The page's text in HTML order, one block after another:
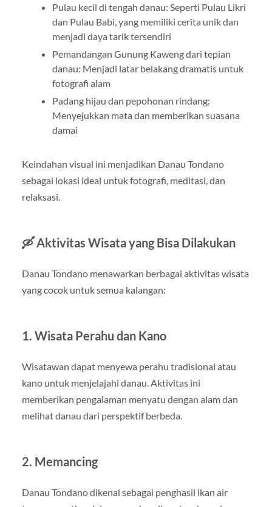
Pulau kecil di tengah danau: Seperti Pulau Likri
dan Pulau Babi, yang memiliki cerita unik dan
menjadi daya tarik tersendiri
Pemandangan Gunung Kaweng dari tepian
danau: Menjadi latar belakang dramatis untuk
fotografi alam
Padang hijau dan pepohonan rindang:
Menyejukkan mata dan memberikan suasana
damai
Keindahan visual ini menjadikan Danau Tondano
sebagai lokasi ideal untuk fotografi, meditasi, dan
relaksasi.
🛶 Aktivitas Wisata yang Bisa Dilakukan
Danau Tondano menawarkan berbagai aktivitas wisata
yang cocok untuk semua kalangan:
1. Wisata Perahu dan Kano
Wisatawan dapat menyewa perahu tradisional atau
kano untuk menjelajahi danau. Aktivitas ini
memberikan pengalaman menyatu dengan alam dan
melihat danau dari perspektif berbeda.
2. Memancing
Danau Tondano dikenal sebagai penghasil ikan air